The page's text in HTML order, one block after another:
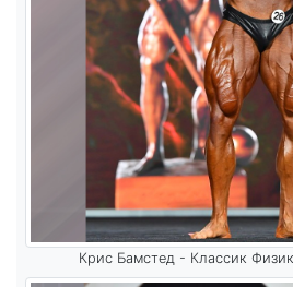
Крис Бамстед - Классик